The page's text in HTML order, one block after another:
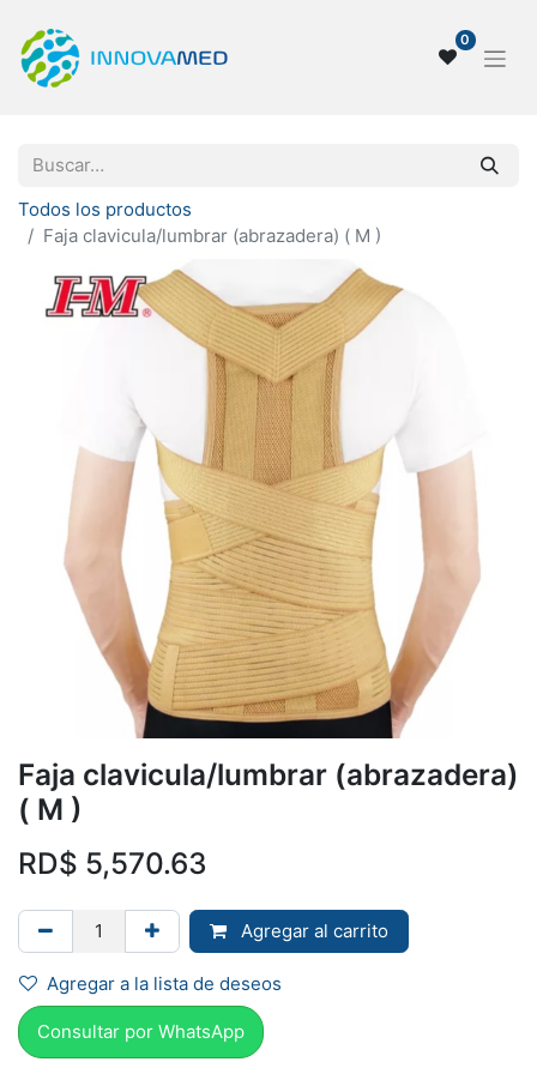
0
Todos los productos
Faja clavicula/lumbrar (abrazadera) ( M )
Faja clavicula/lumbrar (abrazadera)
( M )
RD$ 5,570.63
Agregar al carrito
Agregar a la lista de deseos
Consultar por WhatsApp